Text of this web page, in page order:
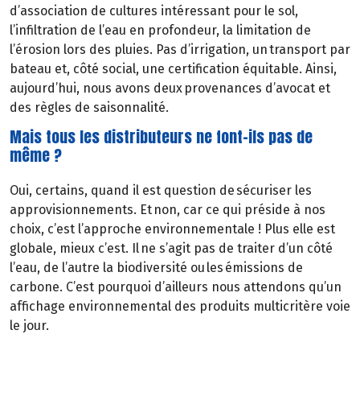
d’association de cultures intéressant pour le sol,
l’infiltration de l’eau en profondeur, la limitation de
l’érosion lors des pluies. Pas d’irrigation, un transport par
bateau et, côté social, une certification équitable. Ainsi,
aujourd’hui, nous avons deux provenances d’avocat et
des règles de saisonnalité.
Mais tous les distributeurs ne font-ils pas de
même ?
Oui, certains, quand il est question de sécuriser les
approvisionnements. Et non, car ce qui préside à nos
choix, c’est l’approche environnementale ! Plus elle est
globale, mieux c’est. Il ne s’agit pas de traiter d’un côté
l’eau, de l’autre la biodiversité ou les émissions de
carbone. C’est pourquoi d’ailleurs nous attendons qu’un
affichage environnemental des produits multicritère voie
le jour.